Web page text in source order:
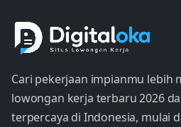
Cari pekerjaan impianmu lebih
lowongan kerja terbaru 2026
terpercaya di Indonesia, mulai